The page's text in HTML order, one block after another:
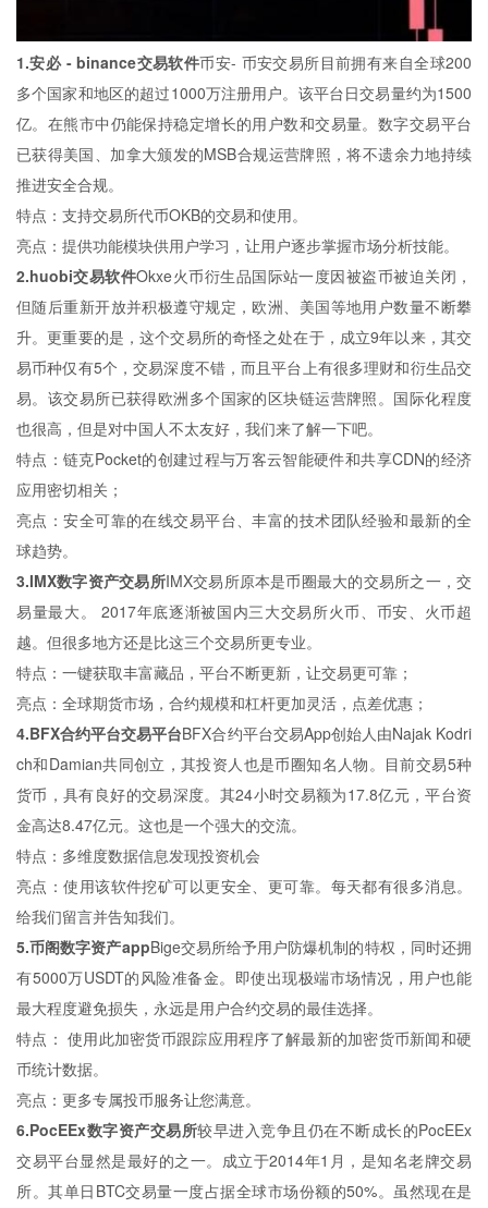
1.安必 - binance交易软件币安- 币安交易所目前拥有来自全球200
多个国家和地区的超过1000万注册用户。该平台日交易量约为1500
亿。在熊市中仍能保持稳定增长的用户数和交易量。数字交易平台
已获得美国、加拿大颁发的MSB合规运营牌照，将不遗余力地持续
推进安全合规。
特点：支持交易所代币OKB的交易和使用。
亮点：提供功能模块供用户学习，让用户逐步掌握市场分析技能。
2.huobi交易软件Okxe火币衍生品国际站一度因被盗币被迫关闭，
但随后重新开放并积极遵守规定，欧洲、美国等地用户数量不断攀
升。更重要的是，这个交易所的奇怪之处在于，成立9年以来，其交
易币种仅有5个，交易深度不错，而且平台上有很多理财和衍生品交
易。该交易所已获得欧洲多个国家的区块链运营牌照。国际化程度
也很高，但是对中国人不太友好，我们来了解一下吧。
特点：链克Pocket的创建过程与万客云智能硬件和共享CDN的经济
应用密切相关；
亮点：安全可靠的在线交易平台、丰富的技术团队经验和最新的全
球趋势。
3.IMX数字资产交易所IMX交易所原本是币圈最大的交易所之一，交
易量最大。 2017年底逐渐被国内三大交易所火币、币安、火币超
越。但很多地方还是比这三个交易所更专业。
特点：一键获取丰富藏品，平台不断更新，让交易更可靠；
亮点：全球期货市场，合约规模和杠杆更加灵活，点差优惠；
4.BFX合约平台交易平台BFX合约平台交易App创始人由Najak Kodri
ch和Damian共同创立，其投资人也是币圈知名人物。目前交易5种
货币，具有良好的交易深度。其24小时交易额为17.8亿元，平台资
金高达8.47亿元。这也是一个强大的交流。
特点：多维度数据信息发现投资机会
亮点：使用该软件挖矿可以更安全、更可靠。每天都有很多消息。
给我们留言并告知我们。
5.币阁数字资产appBige交易所给予用户防爆机制的特权，同时还拥
有5000万USDT的风险准备金。即使出现极端市场情况，用户也能
最大程度避免损失，永远是用户合约交易的最佳选择。
特点： 使用此加密货币跟踪应用程序了解最新的加密货币新闻和硬
币统计数据。
亮点：更多专属投币服务让您满意。
6.PocEEx数字资产交易所较早进入竞争且仍在不断成长的PocEEx
交易平台显然是最好的之一。成立于2014年1月，是知名老牌交易
所。其单日BTC交易量一度占据全球市场份额的50%。虽然现在是